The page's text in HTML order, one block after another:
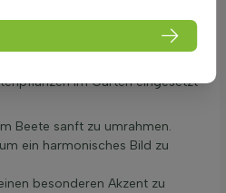
und naturnahen Gärten. Diese
in den Garten und schaffen
im Garten eingesetzt
Beete sanft zu umrahmen.
ein harmonisches Bild zu
besonderen Akzent zu